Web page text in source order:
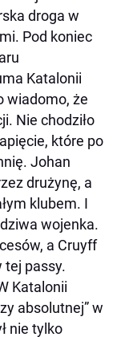
droga w
Pod koniec
Katalonii
wiadomo, że
Nie chodziło
które po
Johan
drużynę, a
klubem. I
wojenka.
a Cruyff
tej passy.
Katalonii
absolutnej” w
nie tylko